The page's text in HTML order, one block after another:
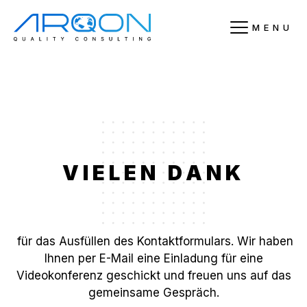
MENU
VIELEN DANK
für das Ausfüllen des Kontaktformulars. Wir haben
Ihnen per E-Mail eine Einladung für eine
Videokonferenz geschickt und freuen uns auf das
gemeinsame Gespräch.